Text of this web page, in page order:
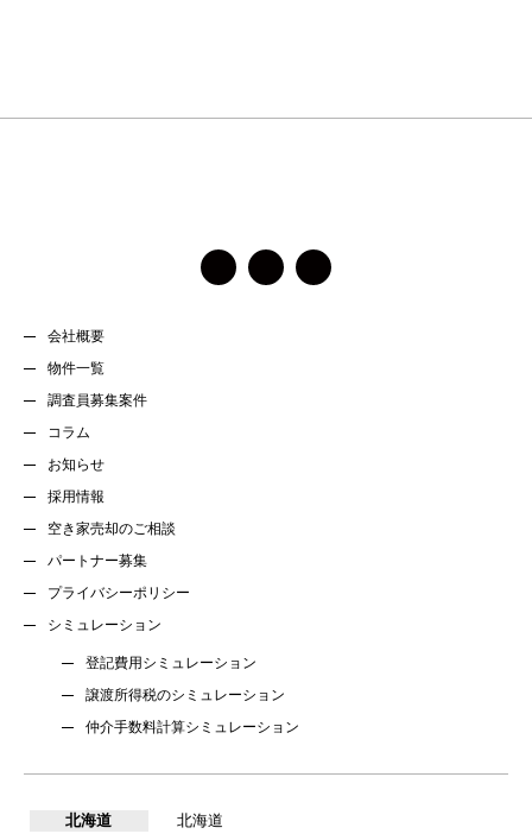
会社概要
物件一覧
調査員募集案件
コラム
お知らせ
採用情報
空き家売却のご相談
パートナー募集
プライバシーポリシー
シミュレーション
登記費用シミュレーション
譲渡所得税のシミュレーション
仲介手数料計算シミュレーション
北海道 北海道